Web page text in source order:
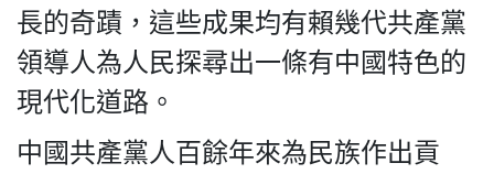
長的奇蹟，這些成果均有賴幾代共產黨
領導人為人民探尋出一條有中國特色的
現代化道路。
中國共產黨人百餘年來為民族作出貢